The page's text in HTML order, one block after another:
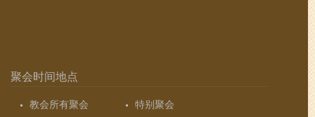
聚会时间地点
教会所有聚会 特别聚会